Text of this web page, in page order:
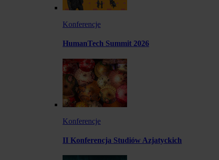
Konferencje
HumanTech Summit 2026
Konferencje
II Konferencja Studiów Azjatyckich